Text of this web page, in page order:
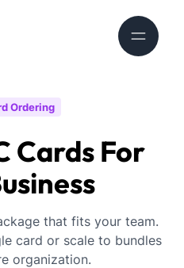
Ordering
Cards For
that fits your team.
card or scale to bundles
organization.